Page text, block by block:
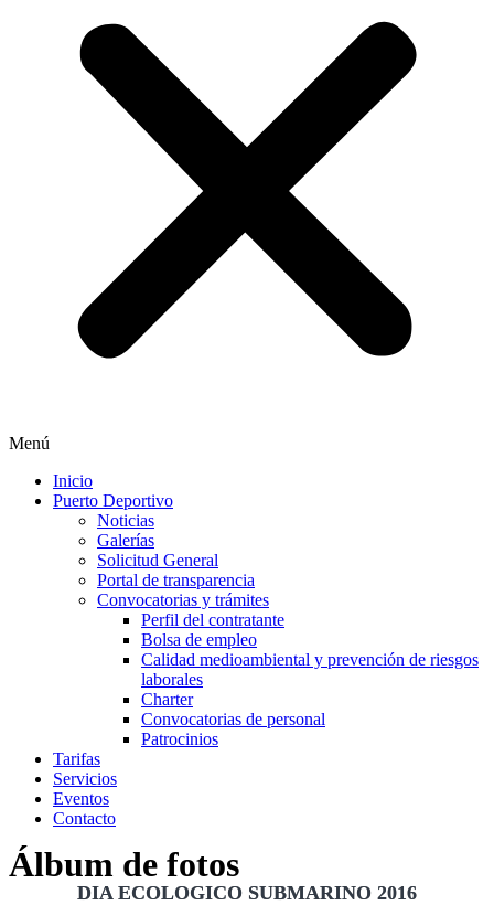
Menú
Inicio
Puerto Deportivo
Noticias
Galerías
Solicitud General
Portal de transparencia
Convocatorias y trámites
Perfil del contratante
Bolsa de empleo
Calidad medioambiental y prevención de riesgos
laborales
Charter
Convocatorias de personal
Patrocinios
Tarifas
Servicios
Eventos
Contacto
Álbum de fotos
DIA ECOLOGICO SUBMARINO 2016